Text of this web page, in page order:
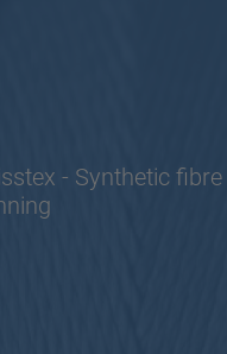
- Synthetic fibre